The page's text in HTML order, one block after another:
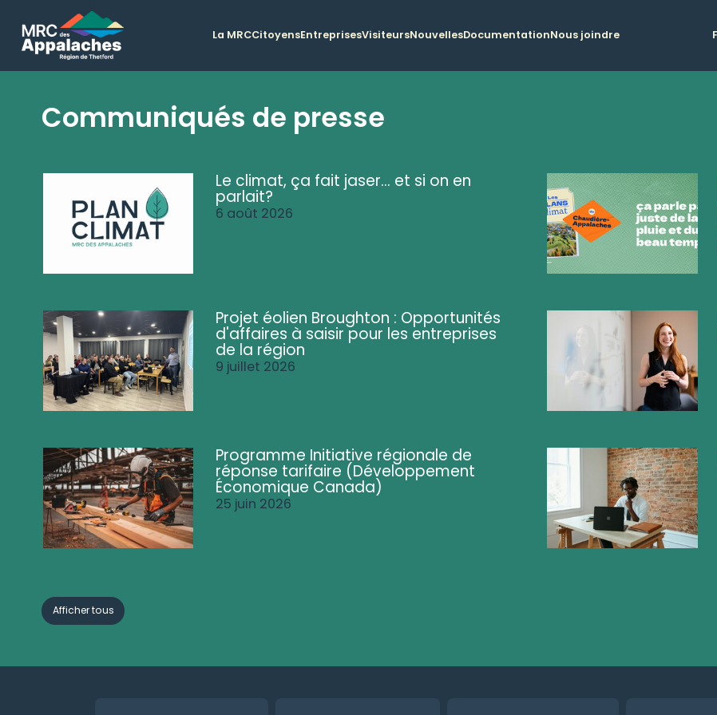
La MRCCitoyensEntreprisesVisiteursNouvellesDocumentationNous joindre
Communiqués de presse
Le climat, ça fait jaser... et si on en
parlait?
6 août 2026
Projet éolien Broughton : Opportunités
d'affaires à saisir pour les entreprises
de la région
9 juillet 2026
Programme Initiative régionale de
réponse tarifaire (Développement
Économique Canada)
25 juin 2026
Afficher tous